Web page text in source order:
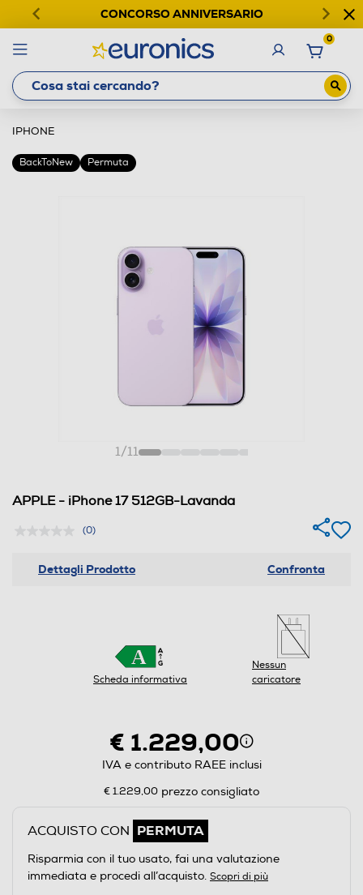
CONCORSO ANNIVERSARIO
0
IPHONE
BackToNew Permuta
1/11
APPLE - iPhone 17 512GB-Lavanda
(0)
Dettagli Prodotto Confronta
Scheda informativa
Nessun
caricatore
€ 1.229,00
IVA e contributo RAEE inclusi
€ 1.229,00 prezzo consigliato
ACQUISTO CON PERMUTA
Risparmia con il tuo usato, fai una valutazione
immediata e procedi all’acquisto. Scopri di più